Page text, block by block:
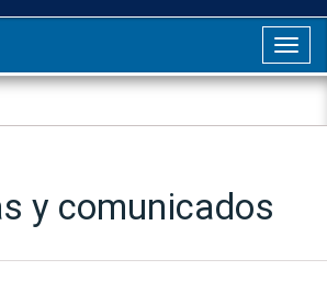
y comunicados